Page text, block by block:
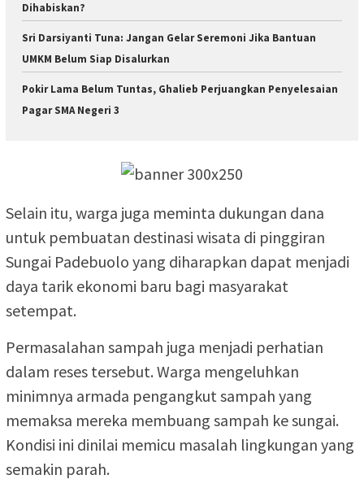
Dihabiskan?
Sri Darsiyanti Tuna: Jangan Gelar Seremoni Jika Bantuan
UMKM Belum Siap Disalurkan
Pokir Lama Belum Tuntas, Ghalieb Perjuangkan Penyelesaian
Pagar SMA Negeri 3
Selain itu, warga juga meminta dukungan dana
untuk pembuatan destinasi wisata di pinggiran
Sungai Padebuolo yang diharapkan dapat menjadi
daya tarik ekonomi baru bagi masyarakat
setempat.
Permasalahan sampah juga menjadi perhatian
dalam reses tersebut. Warga mengeluhkan
minimnya armada pengangkut sampah yang
memaksa mereka membuang sampah ke sungai.
Kondisi ini dinilai memicu masalah lingkungan yang
semakin parah.